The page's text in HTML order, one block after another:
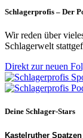
Schlagerprofis – Der
Wir reden über
Schlagerwelt
Direkt zur neuen
Deine Schlager-Stars
Kastelruther Spatzen